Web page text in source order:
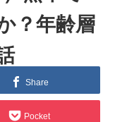
？年齢層
Share
Pocket